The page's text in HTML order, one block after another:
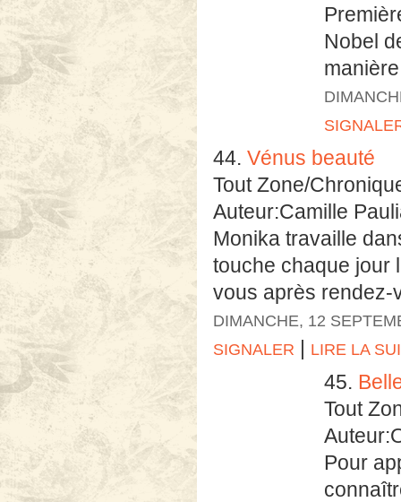
Nobel
44. Vénus beauté
Tout Zone/
Auteur:Camille
Monika travaille
touche chaque jour
vous après rendez-
DIMANCHE, 12
SIGNALER | LIRE LA
45.
Tout
Pour